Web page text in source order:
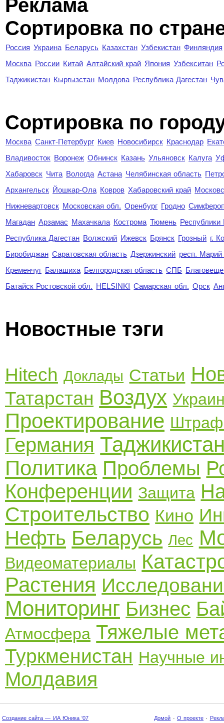
Реклама
Сортировка по
Россия Украина Беларусь Казахстан Узбекистан Финляндия
Москва России Китай Алтайский край Япония Узбекситан
Таджикистан Кыргызстан Молдова Республика Дагестан
Cортировка по
Москва Санкт-Петербург Киев Новосибирск Краснодар
Владивосток Воронеж Обнинск Казань Ульяновск Калуга
Хабаровск Чита Вологда Астана Челябинская область
Архангельск Йошкар-Ола Ковров Хабаровский край
Нижневартовск Московская обл. Оренбург Гродно
Магадан Арзамас Махачкала Кострома Тюмень Республики
Республика Дагестан Волжский Ижевск Брянск Грозный г.
Биробиджан Саратовская область Дзержинский респ.
Кременчуг Балашиха Белгородская область СПБ
Батайск Ростовской обл. HELSINKI Самарская обл. Орск
Новостные тэги
Hitech Доклады Статьи
Татарстан Воздух
Проектирование
Германия
Политика Проблемы
Конференции Защита
Строительство Кино
Нефть Беларусь Лес
Видеоматериалы
Растения
Мониторинг Бизнес
Атмосфера Тяжелые
Туркменистан Научные
Молдавия
Создание сайта — ИА Юника '07 Домой · О проекте ·